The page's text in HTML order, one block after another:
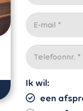
Ik wil:
een